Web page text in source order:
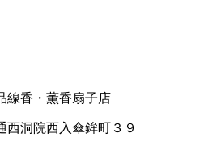
線香・薫香扇子店
西洞院西入傘鉾町３９